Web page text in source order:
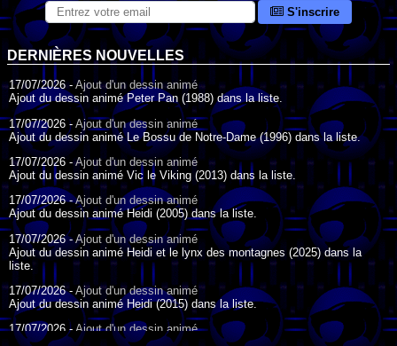
S'inscrire
DERNIÈRES NOUVELLES
17/07/2026 -Ajout d'un dessin animé
Ajout du dessin animé Peter Pan (1988) dans la liste.
17/07/2026 - Ajout d'un dessin animé
Ajout du dessin animé Le Bossu de Notre-Dame (1996) dans la liste.
17/07/2026 -Ajout d'un dessin animé
Ajout du dessin animé Vic le Viking (2013) dans la liste.
17/07/2026 -Ajout d'un dessin animé
Ajout du dessin animé Heidi (2005) dans la liste.
17/07/2026 -Ajout d'un dessin animé
Ajout du dessin animé Heidi et le lynx des montagnes (2025) dans la
liste.
17/07/2026 - Ajout d'un dessin animé
Ajout du dessin animé Heidi (2015) dans la liste.
17/07/2026 - Ajout d'un dessin animé
Ajout du dessin animé Heidi (1995) dans la liste.